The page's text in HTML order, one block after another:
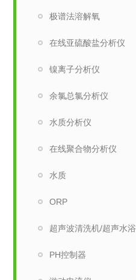
极谱法溶解氧
在线亚硫酸盐分析仪
镍离子分析仪
余氯总氯分析仪
水质分析仪
在线聚合物分析仪
水质
ORP
超声波清洗机/超声水浴
PH控制器